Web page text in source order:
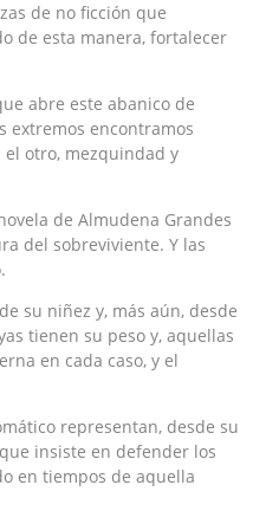
de no ficción que
de esta manera, fortalecer
abre este abanico de
extremos encontramos
otro, mezquindad y
de Almudena Grandes
del sobreviviente. Y las
su niñez y, más aún, desde
tienen su peso y, aquellas
en cada caso, y el
representan, desde su
insiste en defender los
en tiempos de aquella